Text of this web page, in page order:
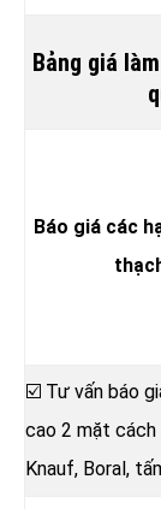
Bảng giá
Báo giá các
☑️ Tư vấn báo
cao 2 mặt
Knauf, Boral,